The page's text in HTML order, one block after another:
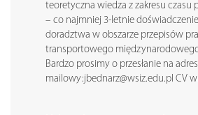
teoretyczna wiedza z zakresu czasu
– co najmniej 3-letnie doświadczenie
doradztwa w obszarze przepisów
transportowego
Bardzo prosimy o przesłanie na
mailowy:jbednarz@wsiz.edu.pl CV